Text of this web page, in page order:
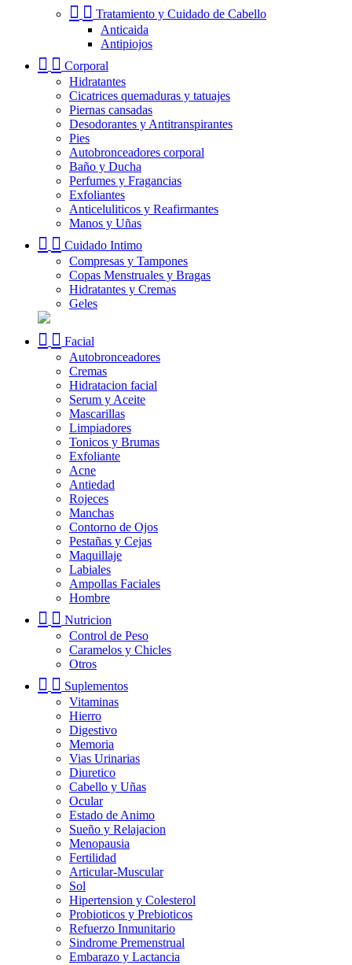
Tratamiento y Cuidado de Cabello
Anticaida
Antipiojos
Corporal
Hidratantes
Cicatrices quemaduras y tatuajes
Piernas cansadas
Desodorantes y Antitranspirantes
Pies
Autobronceadores corporal
Baño y Ducha
Perfumes y Fragancias
Exfoliantes
Anticeluliticos y Reafirmantes
Manos y Uñas
Cuidado Intimo
Compresas y Tampones
Copas Menstruales y Bragas
Hidratantes y Cremas
Geles
Facial
Autobronceadores
Cremas
Hidratacion facial
Serum y Aceite
Mascarillas
Limpiadores
Tonicos y Brumas
Exfoliante
Acne
Antiedad
Rojeces
Manchas
Contorno de Ojos
Pestañas y Cejas
Maquillaje
Labiales
Ampollas Faciales
Hombre
Nutricion
Control de Peso
Caramelos y Chicles
Otros
Suplementos
Vitaminas
Hierro
Digestivo
Memoria
Vias Urinarias
Diuretico
Cabello y Uñas
Ocular
Estado de Animo
Sueño y Relajacion
Menopausia
Fertilidad
Articular-Muscular
Sol
Hipertension y Colesterol
Probioticos y Prebioticos
Refuerzo Inmunitario
Sindrome Premenstrual
Embarazo y Lactancia